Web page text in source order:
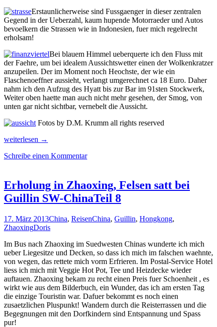
Erstaunlicherweise sind Fussgaenger in dieser zentralen
Gegend in der Ueberzahl, kaum hupende Motorraeder und Autos
bevoelkern die Strassen wie in Indonesien, fuer mich regelrecht
erholsam!
Bei blauem Himmel ueberquerte ich den Fluss mit
der Faehre, um bei idealem Aussichtswetter einen der Wolkenkratzer
anzupeilen. Der im Moment noch Heochste, der wie ein
Flaschenoeffner aussieht, verlangt umgerechnet ca 18 Euro. Daher
nahm ich den Aufzug des Hyatt bis zur Bar im 91sten Stockwerk,
Weiter oben haette man auch nicht mehr gesehen, der Smog, von
unten gar nicht sichtbar, vernebelt die Aussicht.
Fotos by D.M. Krumm all rights reserved
Von
Vulkanen
&
Gili-
Inselleben
Shanghai
weiterlesen →
Schreibe einen Kommentar
Erholung in Zhaoxing, Felsen satt bei
Guillin SW-ChinaTeil 8
17. März 2013China, ReisenChina, Guillin, Hongkong,
ZhaoxingDoris
Im Bus nach Zhaoxing im Suedwesten Chinas wunderte ich mich
ueber Liegesitze und Decken, so dass ich mich im falschen waehnte,
von wegen, das rettete mich vorm Erfrieren. Im Postal-Service Hotel
liess ich mich mit Veggie Hot Pot, Tee und Heizdecke wieder
auftauen. Zhaoxing bekam zu recht einen Preis fuer Schoenheit , es
wirkt wie aus dem Bilderbuch, ein Wunder, das ich am ersten Tag
die einzige Touristin war. Dafuer bekommt es noch einen
zusaetzlichen Pluspunkt! Wandern durch die Reisterrassen und die
Begegnungen mit den Dorfkindern sind Entspannung und Spass
pur!